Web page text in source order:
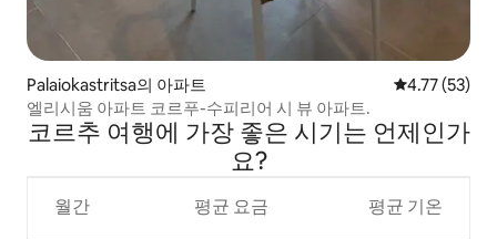
Palaiokastritsa의 아파트 평점 4.77점
4.77 (53)
엘리시움 아파트 코르푸-수피리어 시 뷰 아파트.
코르추 여행에 가장 좋은 시기는 언제인가
요?
월간 평균 요금 평균 기온